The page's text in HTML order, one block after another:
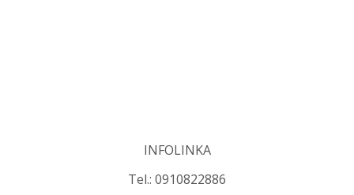
INFOLINKA
Tel.: 0910822886